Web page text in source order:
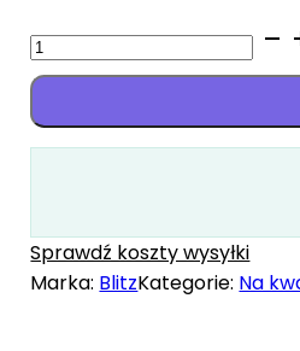
ilość
ERIS
Sprawdź koszty wysyłki
Marka: BlitzKategorie: Na